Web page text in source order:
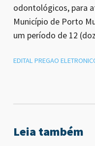
odontológicos, para
Município de Porto
um período de 12
EDITAL PREGAO
Leia também